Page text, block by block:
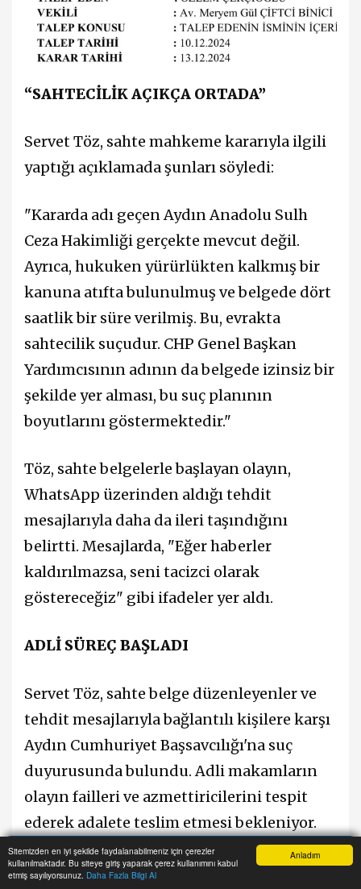
Anladım
Sitemizden en iyi şekilde faydalanabilmeniz için çerezler
kullanılmaktadır. Bu siteye giriş yaparak çerez kullanımını kabul
etmiş sayılıyorsunuz. Daha Fazla Bilgi Al
“SAHTECİLİK AÇIKÇA ORTADA”
Servet Töz, sahte mahkeme kararıyla ilgili
yaptığı açıklamada şunları söyledi:
"Kararda adı geçen Aydın Anadolu Sulh
Ceza Hakimliği gerçekte mevcut değil.
Ayrıca, hukuken yürürlükten kalkmış bir
kanuna atıfta bulunulmuş ve belgede dört
saatlik bir süre verilmiş. Bu, evrakta
sahtecilik suçudur. CHP Genel Başkan
Yardımcısının adının da belgede izinsiz bir
şekilde yer alması, bu suç planının
boyutlarını göstermektedir."
Töz, sahte belgelerle başlayan olayın,
WhatsApp üzerinden aldığı tehdit
mesajlarıyla daha da ileri taşındığını
belirtti. Mesajlarda, "Eğer haberler
kaldırılmazsa, seni tacizci olarak
göstereceğiz" gibi ifadeler yer aldı.
ADLİ SÜREÇ BAŞLADI
Servet Töz, sahte belge düzenleyenler ve
tehdit mesajlarıyla bağlantılı kişilere karşı
Aydın Cumhuriyet Başsavcılığı'na suç
duyurusunda bulundu. Adli makamların
olayın failleri ve azmettiricilerini tespit
ederek adalete teslim etmesi bekleniyor.
“BASIN ÖZGÜRLÜĞÜNE TEHDİT”
Anasayfa Haber Ara İhbar Hattı Menu